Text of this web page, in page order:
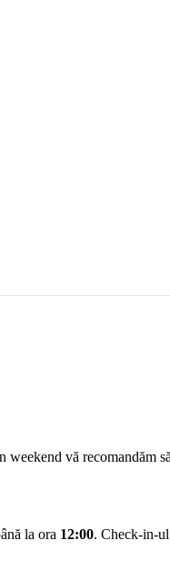
weekend vă recomandăm
la ora 12:00. Check-in-